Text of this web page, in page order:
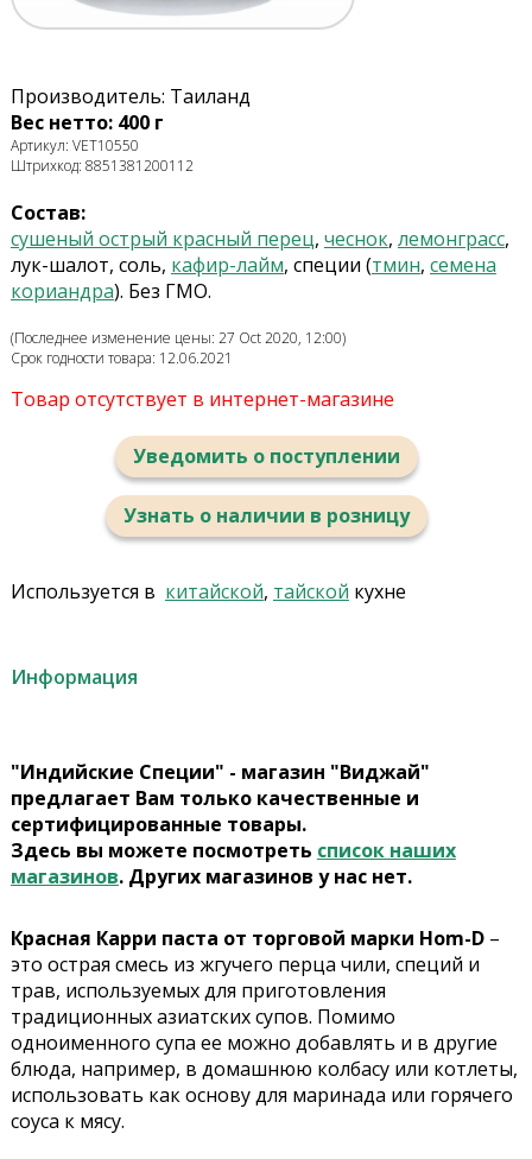
Производитель: Таиланд
Вес нетто: 400 г
Артикул: VET10550
Штрихкод: 8851381200112
Состав:
сушеный острый красный перец, чеснок, лемонграсс,
лук-шалот, соль, кафир-лайм, специи (тмин, семена
кориандра). Без ГМО.
(Последнее изменение цены: 27 Oct 2020, 12:00)
Срок годности товара: 12.06.2021
Товар отсутствует в интернет-магазине
Уведомить о поступлении
Узнать о наличии в розницу
Используется в китайской, тайской кухне
Информация
"Индийские Специи" - магазин "Виджай"
предлагает Вам только качественные и
сертифицированные товары.
Здесь вы можете посмотреть список наших
магазинов. Других магазинов у нас нет.
Красная Карри паста от торговой марки Hom-D–
это острая смесь из жгучего перца чили, специй и
трав, используемых для приготовления
традиционных азиатских супов. Помимо
одноименного супа ее можно добавлять и в другие
блюда, например, в домашнюю колбасу или котлеты,
использовать как основу для маринада или горячего
соуса к мясу.